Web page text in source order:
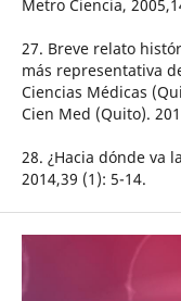
Metro Ciencia,
27. Breve relato
más representativa
Ciencias Médicas
Cien Med (Quito).
28. ¿Hacia dónde va
2014,39 (1): 5-14.